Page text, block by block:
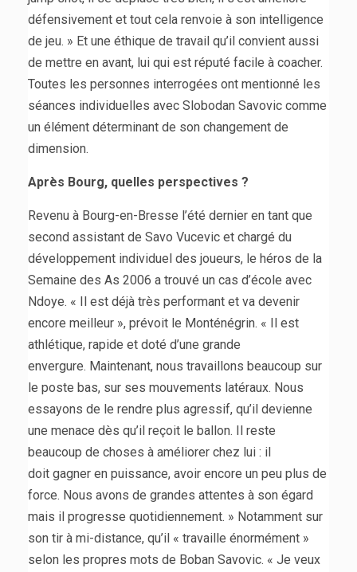
défensivement et tout cela renvoie à son intelligence
de jeu. » Et une éthique de travail qu’il convient aussi
de mettre en avant, lui qui est réputé facile à coacher.
Toutes les personnes interrogées ont mentionné les
séances individuelles avec Slobodan Savovic comme
un élément déterminant de son changement de
dimension.
Après Bourg, quelles perspectives ?
Revenu à Bourg-en-Bresse l’été dernier en tant que
second assistant de Savo Vucevic et chargé du
développement individuel des joueurs, le héros de la
Semaine des As 2006 a trouvé un cas d’école avec
Ndoye. « Il est déjà très performant et va devenir
encore meilleur », prévoit le Monténégrin. « Il est
athlétique, rapide et doté d’une grande
envergure. Maintenant, nous travaillons beaucoup sur
le poste bas, sur ses mouvements latéraux. Nous
essayons de le rendre plus agressif, qu’il devienne
une menace dès qu’il reçoit le ballon. Il reste
beaucoup de choses à améliorer chez lui : il
doit gagner en puissance, avoir encore un peu plus de
force. Nous avons de grandes attentes à son égard
mais il progresse quotidiennement. » Notamment sur
son tir à mi-distance, qu’il « travaille énormément »
selon les propres mots de Boban Savovic. « Je veux